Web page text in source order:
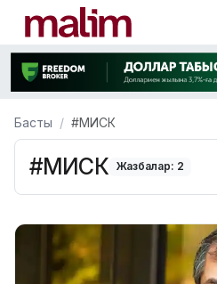
Басты #МИСК
#МИСК Жазбалар: 2